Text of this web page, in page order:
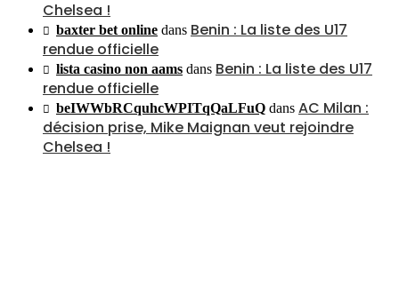
Chelsea !
baxter bet online dans Benin : La liste des U17
rendue officielle
lista casino non aams dans Benin : La liste des U17
rendue officielle
beIWWbRCquhcWPITqQaLFuQ dans AC Milan :
décision prise, Mike Maignan veut rejoindre
Chelsea !